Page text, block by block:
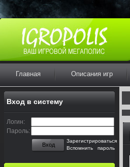
Главная Описания игр
Вход в систему
Логин:
Пароль:
Вход
Зарегистрироваться
Вспомнить пароль